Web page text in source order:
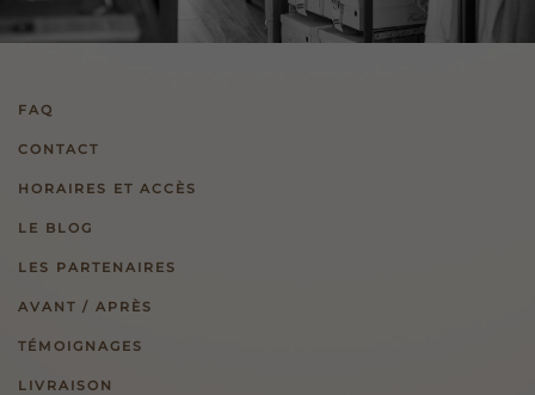
FAQ
CONTACT
HORAIRES ET ACCÈS
LE BLOG
LES PARTENAIRES
AVANT / APRÈS
TÉMOIGNAGES
LIVRAISON